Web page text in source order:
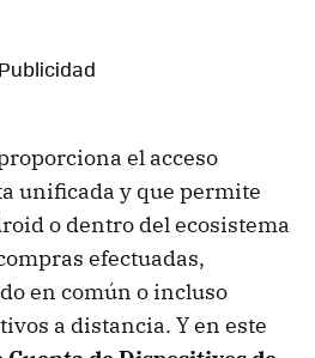
el acceso
unificada y que permite
o dentro del ecosistema
efectuadas,
en común o incluso
a distancia. Y en este